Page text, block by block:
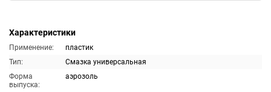
Характеристики
Применение:
пластик
Тип:
Смазка универсальная
Форма
выпуска:
аэрозоль